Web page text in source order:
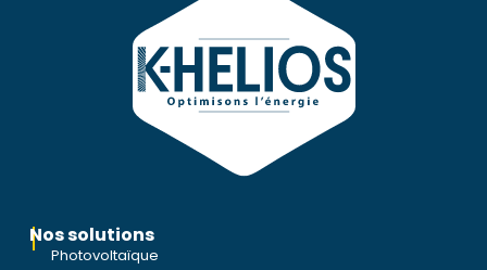
Nos solutions
Photovoltaïque